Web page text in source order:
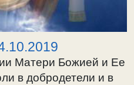
Матери Божией и Ее
в добродетели и в